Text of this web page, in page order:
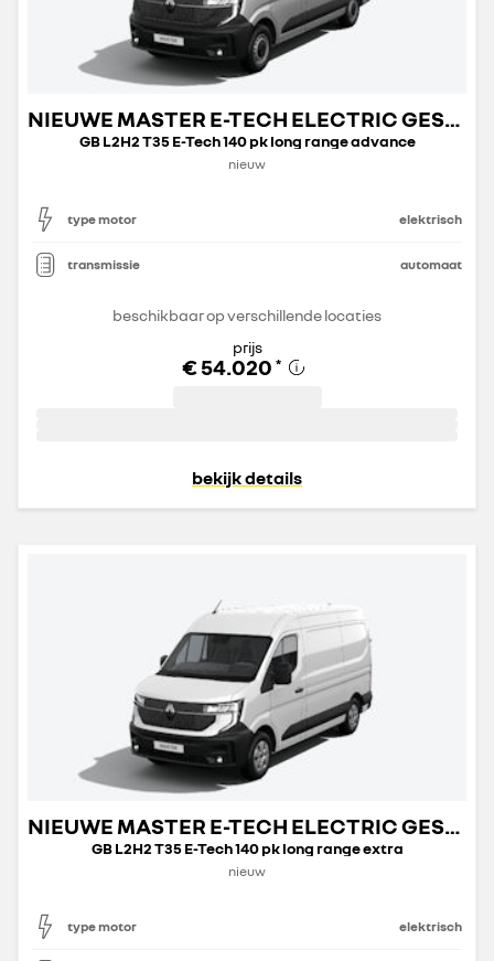
NIEUWE MASTER E-TECH ELECTRIC GESLOTEN TRANSPORT
GB L2H2 T35 E-Tech 140 pk long range advance
nieuw
type motor elektrisch
transmissie automaat
beschikbaar op verschillende locaties
prijs
€ 54.020 *
bekijk details
NIEUWE MASTER E-TECH ELECTRIC GESLOTEN TRANSPORT
GB L2H2 T35 E-Tech 140 pk long range extra
nieuw
type motor elektrisch